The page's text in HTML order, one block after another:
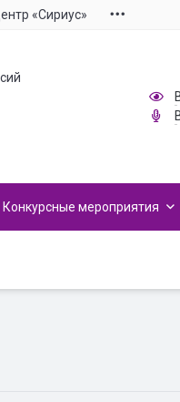
«Сириус»
Конкурсные мероприятия